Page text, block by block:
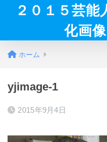
２０１５芸能
化画
ホーム
yjimage-1
2015年9月4日